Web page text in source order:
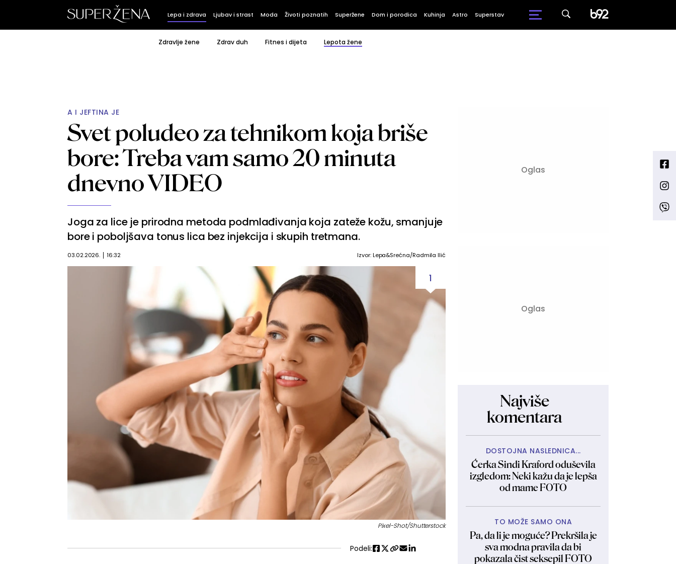
Lepa i zdrava Ljubav i strast Moda Životi poznatih Superžene Dom i porodica Kuhinja Astro Superstav
Zdravlje žene Zdrav duh Fitnes i dijeta Lepota žene
A I JEFTINA JE
Svet poludeo za tehnikom koja briše
bore: Treba vam samo 20 minuta
dnevno VIDEO
Joga za lice je prirodna metoda podmlađivanja koja zateže kožu, smanjuje
bore i poboljšava tonus lica bez injekcija i skupih tretmana.
03.02.2026. 16:32 Izvor: Lepa&Srećna/Radmila Ilić
1
Pixel-Shot/Shutterstock
Podeli:
Najviše
komentara
DOSTOJNA NASLEDNICA...
Ćerka Sindi Kraford oduševila
izgledom: Neki kažu da je lepša
od mame FOTO
TO MOŽE SAMO ONA
Pa, da li je moguće? Prekršila je
sva modna pravila da bi
pokazala čist seksepil FOTO